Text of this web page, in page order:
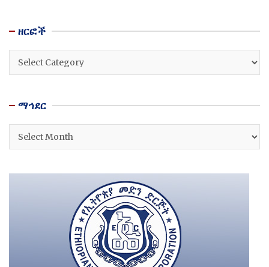
ዘርፎች
ዘርፎች
ማኅደር
ማኅደር